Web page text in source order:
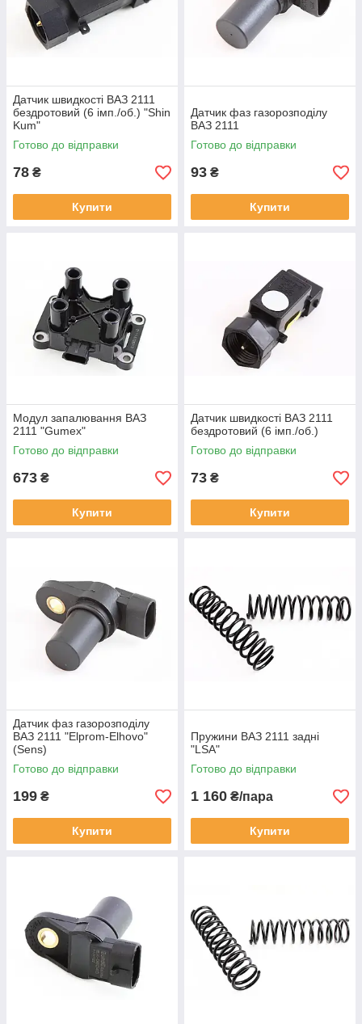
Датчик швидкості ВАЗ 2111
бездротовий (6 імп./об.) "Shin
Kum"
Готово до відправки
78 ₴
Купити
Датчик фаз газорозподілу
ВАЗ 2111
Готово до відправки
93 ₴
Купити
Модул запалювання ВАЗ
2111 "Gumex"
Готово до відправки
673 ₴
Купити
Датчик швидкості ВАЗ 2111
бездротовий (6 імп./об.)
Готово до відправки
73 ₴
Купити
Датчик фаз газорозподілу
ВАЗ 2111 "Elprom-Elhovo"
(Sens)
Готово до відправки
199 ₴
Купити
Пружини ВАЗ 2111 задні
"LSA"
Готово до відправки
1 160 ₴/пара
Купити